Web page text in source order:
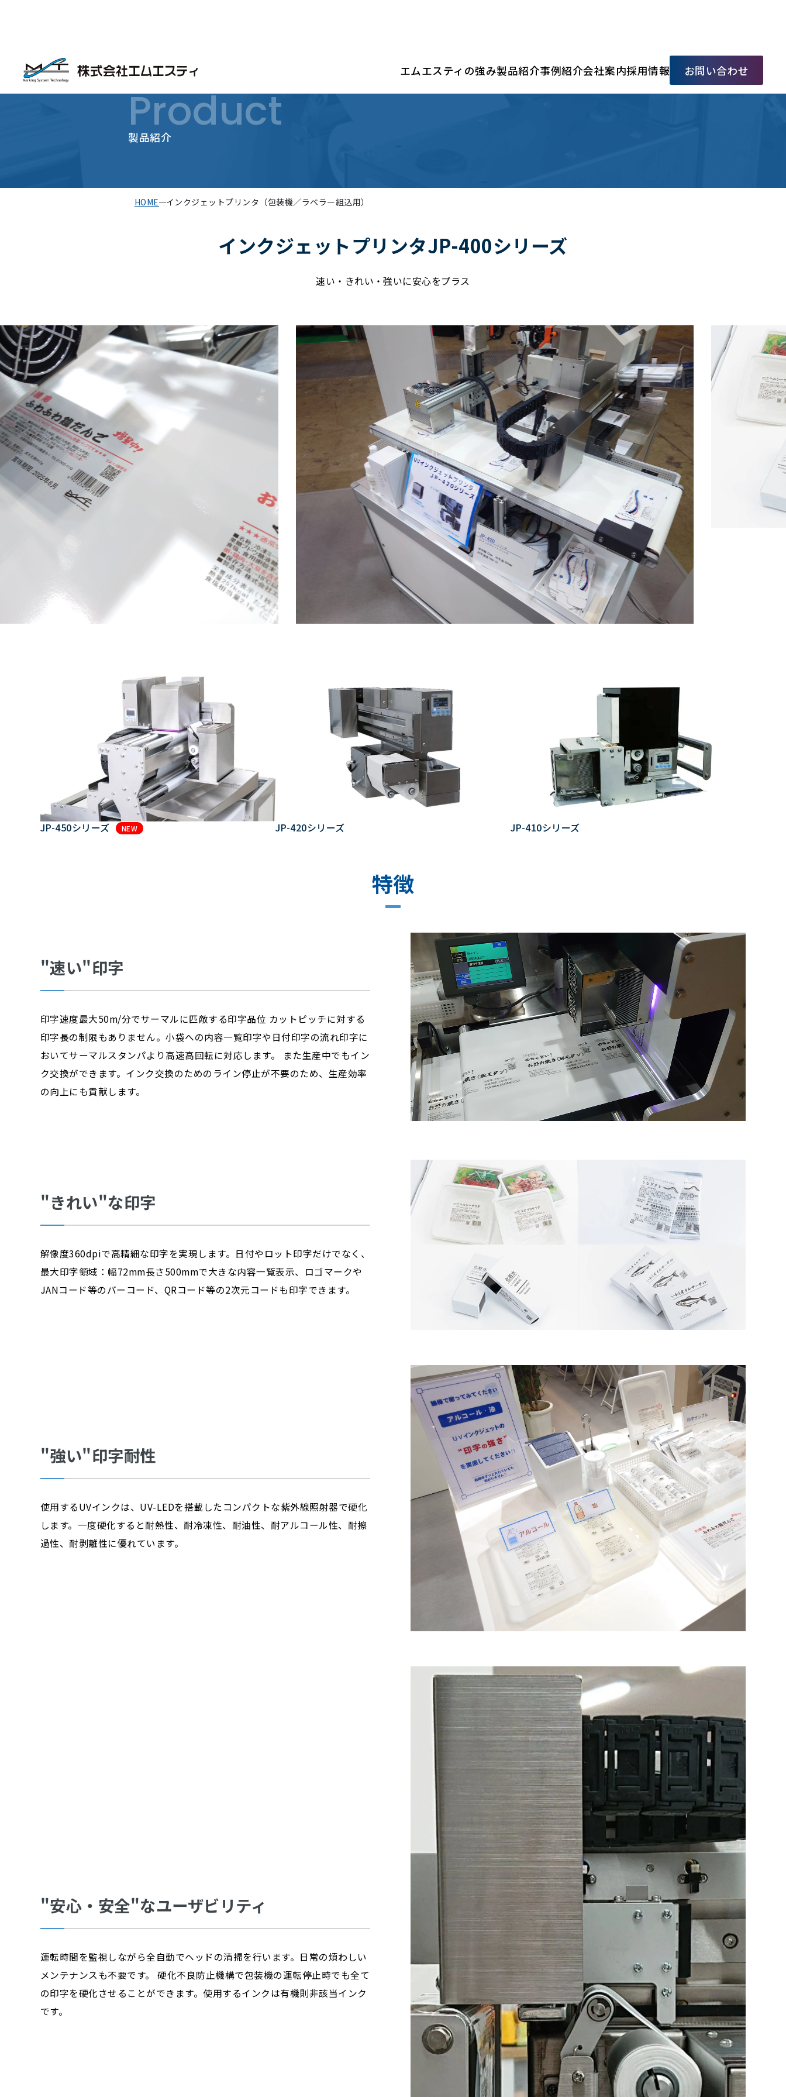
エムエスティの強み製品紹介事例紹介会社案内採用情報 お問い合わせ
製品紹介
Product
HOME インクジェットプリンタ（包装機／ラベラー組込用）
インクジェットプリンタJP-400シリーズ
速い・きれい・強いに安心をプラス
JP-450シリーズ NEW JP-420シリーズ JP-410シリーズ
特徴
"速い"印字
印字速度最大50m/分でサーマルに匹敵する印字品位 カットピッチに対する
印字長の制限もありません。小袋への内容一覧印字や日付印字の流れ印字に
おいてサーマルスタンパより高速高回転に対応します。 また生産中でもイン
ク交換ができます。インク交換のためのライン停止が不要のため、生産効率
の向上にも貢献します。
"きれい"な印字
解像度360dpiで高精細な印字を実現します。日付やロット印字だけでなく、
最大印字領域：幅72mm長さ500mmで大きな内容一覧表示、ロゴマークや
JANコード等のバーコード、QRコード等の2次元コードも印字できます。
"強い"印字耐性
使用するUVインクは、UV-LEDを搭載したコンパクトな紫外線照射器で硬化
します。一度硬化すると耐熱性、耐冷凍性、耐油性、耐アルコール性、耐擦
過性、耐剥離性に優れています。
"安心・安全"なユーザビリティ
運転時間を監視しながら全自動でヘッドの清掃を行います。日常の煩わしい
メンテナンスも不要です。 硬化不良防止機構で包装機の運転停止時でも全て
の印字を硬化させることができます。使用するインクは有機則非該当インク
です。